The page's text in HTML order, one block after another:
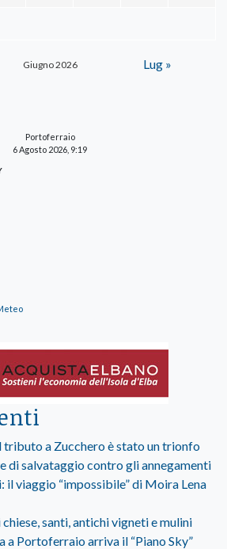
Giugno 2026 Lug »
Portoferraio
6 Agosto 2026, 9:19
tributo a Zucchero è stato un trionfo
di salvataggio contro gli annegamenti
il viaggio “impossibile” di Moira Lena
santi, antichi vigneti e mulini
a Portoferraio arriva il “Piano Sky”